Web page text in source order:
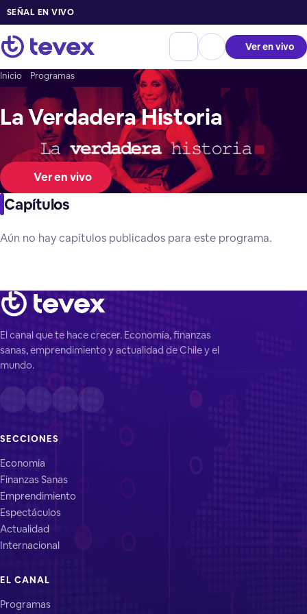
SEÑAL EN VIVO
Ver en vivo
Inicio Programas
La Verdadera Historia
Ver en vivo
Capítulos
Aún no hay capítulos publicados para este programa.
El canal que te hace crecer. Economía, finanzas
sanas, emprendimiento y actualidad de Chile y el
mundo.
SECCIONES
Economía
Finanzas Sanas
Emprendimiento
Espectáculos
Actualidad
Internacional
EL CANAL
Programas